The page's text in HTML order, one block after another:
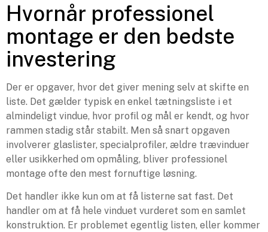
Hvornår professionel
montage er den bedste
investering
Der er opgaver, hvor det giver mening selv at skifte en
liste. Det gælder typisk en enkel tætningsliste i et
almindeligt vindue, hvor profil og mål er kendt, og hvor
rammen stadig står stabilt. Men så snart opgaven
involverer glaslister, specialprofiler, ældre trævinduer
eller usikkerhed om opmåling, bliver professionel
montage ofte den mest fornuftige løsning.
Det handler ikke kun om at få listerne sat fast. Det
handler om at få hele vinduet vurderet som en samlet
konstruktion. Er problemet egentlig listen, eller kommer